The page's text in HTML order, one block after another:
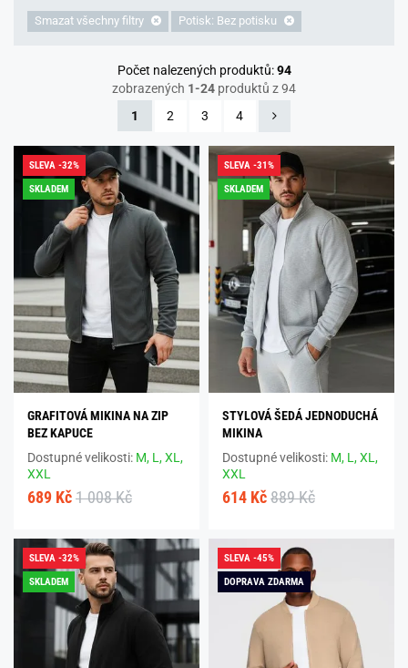
Smazat všechny filtry Potisk: Bez potisku
Počet nalezených produktů:94
zobrazených 1-24produktů z 94
1
2 3 4
SLEVA -32%
SKLADEM
GRAFITOVÁ MIKINA NA ZIP
BEZ KAPUCE
Dostupné velikosti: M, L,XL,
XXL
689 Kč 1 008 Kč
SLEVA -31%
SKLADEM
STYLOVÁ ŠEDÁ JEDNODUCHÁ
MIKINA
Dostupné velikosti: M, L,XL,
XXL
614 Kč 889 Kč
SLEVA -32%
SKLADEM
SLEVA -45%
DOPRAVA ZDARMA